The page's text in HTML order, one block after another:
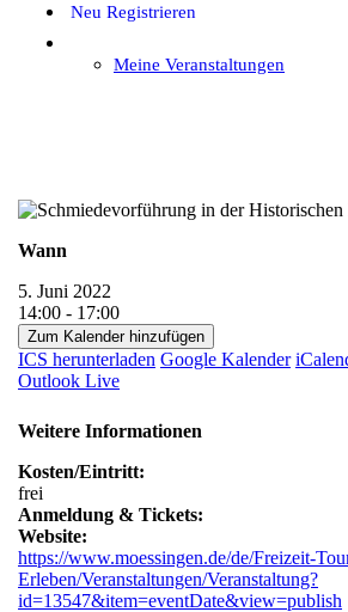
Neu Registrieren
Meine Veranstaltungen
Wann
5. Juni 2022
14:00 - 17:00
Zum Kalender hinzufügen
ICS herunterladen Google Kalender
Outlook Live
Weitere Informationen
Kosten/Eintritt:
frei
Anmeldung & Tickets:
Website:
https://www.moessingen.de/de/Freizeit-
Erleben/Veranstaltungen/Veranstaltung?
id=13547&item=eventDate&view=publish